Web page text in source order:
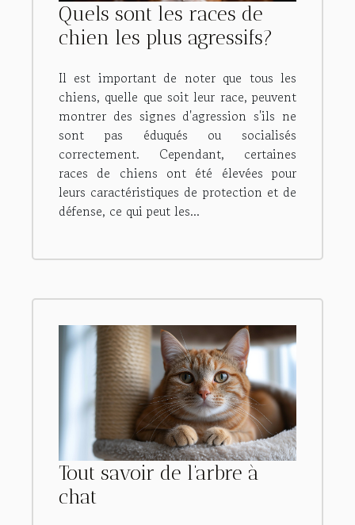
Quels sont les races de
chien les plus agressifs?
Il est important de noter que tous les
chiens, quelle que soit leur race, peuvent
montrer des signes d'agression s'ils ne
sont pas éduqués ou socialisés
correctement. Cependant, certaines
races de chiens ont été élevées pour
leurs caractéristiques de protection et de
défense, ce qui peut les...
Tout savoir de l’arbre à
chat